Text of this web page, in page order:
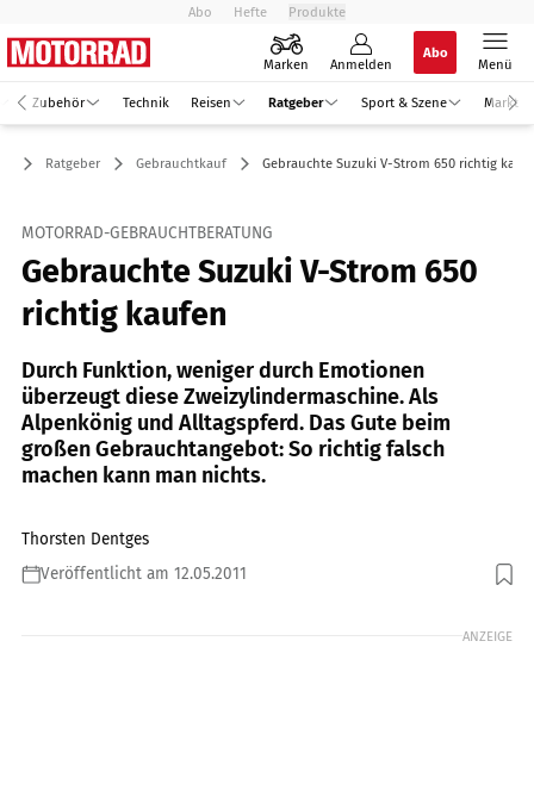
Abo Hefte Produkte
Marken Anmelden
Abo
Menü
Zubehör Technik Reisen Ratgeber Sport & Szene Markt
Ratgeber Gebrauchtkauf Gebrauchte Suzuki V-Strom 650 richtig
MOTORRAD-GEBRAUCHTBERATUNG
Gebrauchte Suzuki V-Strom 650
richtig kaufen
Durch Funktion, weniger durch Emotionen
überzeugt diese Zweizylindermaschine. Als
Alpenkönig und Alltagspferd. Das Gute beim
großen Gebrauchtangebot: So richtig falsch
machen kann man nichts.
Thorsten Dentges
Veröffentlicht am 12.05.2011
Foto: Archiv
ANZEIGE